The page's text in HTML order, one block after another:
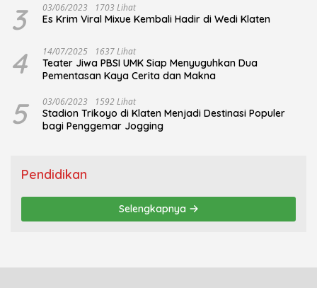
3 03/06/2023 1703 Lihat
Es Krim Viral Mixue Kembali Hadir di Wedi Klaten
4 14/07/2025 1637 Lihat
Teater Jiwa PBSI UMK Siap Menyuguhkan Dua
Pementasan Kaya Cerita dan Makna
5 03/06/2023 1592 Lihat
Stadion Trikoyo di Klaten Menjadi Destinasi Populer
bagi Penggemar Jogging
Pendidikan
Selengkapnya